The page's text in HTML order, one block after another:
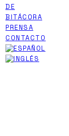
DE
BITÁCORA
PRENSA
CONTACTO